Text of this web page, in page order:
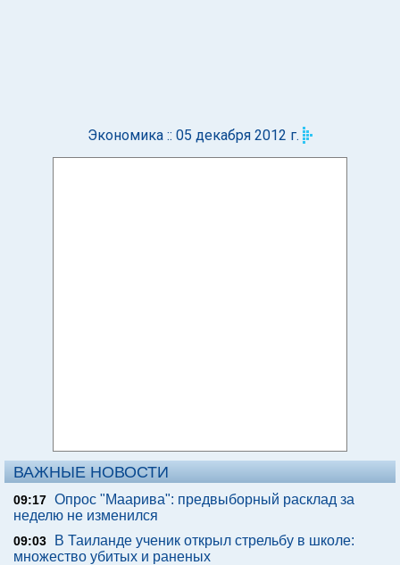
Экономика :: 05 декабря 2012 г.
ВАЖНЫЕ НОВОСТИ
09:17 Опрос "Mаарива": предвыборный расклад за
неделю не изменился
09:03
В Таиланде ученик открыл стрельбу в школе:
множество убитых и раненых